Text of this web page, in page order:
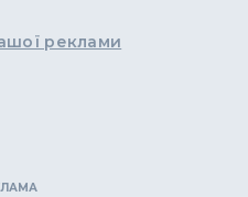
реклами